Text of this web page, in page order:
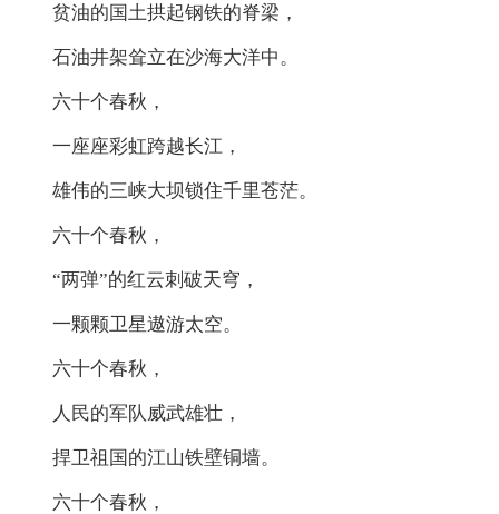
贫油的国土拱起钢铁的脊梁，
石油井架耸立在沙海大洋中。
六十个春秋，
一座座彩虹跨越长江，
雄伟的三峡大坝锁住千里苍茫。
六十个春秋，
“两弹”的红云刺破天穹，
一颗颗卫星遨游太空。
六十个春秋，
人民的军队威武雄壮，
捍卫祖国的江山铁壁铜墙。
六十个春秋，